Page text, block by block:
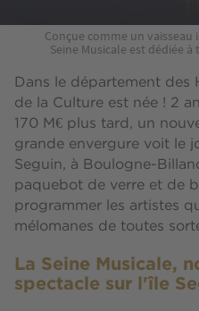
Conçue comme un
Seine Musicale est dédiée
Dans le département des
de la Culture est née ! 2
170 M€ plus tard, un
grande envergure voit le
Seguin, à Boulogne-
paquebot de verre et de
programmer les artistes
mélomanes de toutes
La Seine Musicale,
spectacle sur l'île